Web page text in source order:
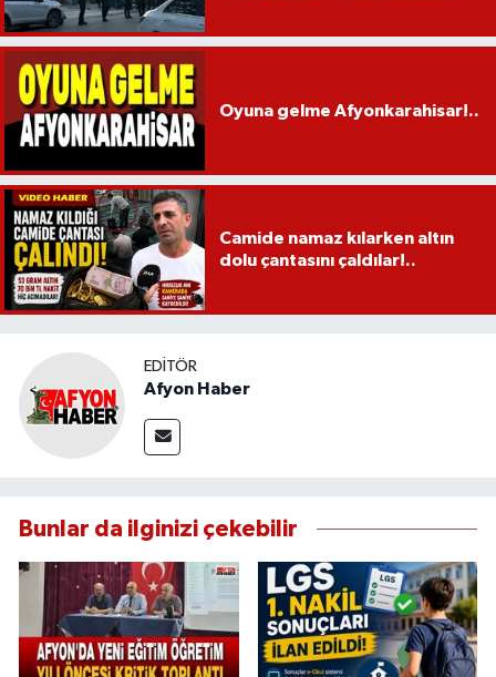
Oyuna gelme Afyonkarahisar!..
Camide namaz kılarken altın
dolu çantasını çaldılar!..
EDITÖR
Afyon Haber
Bunlar da ilginizi çekebilir